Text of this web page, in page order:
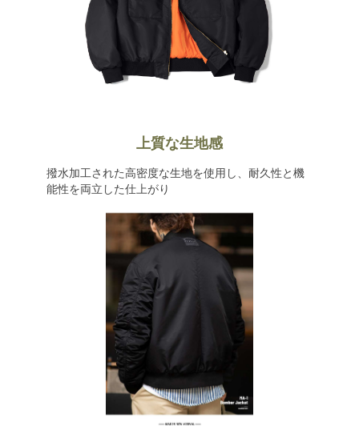
上質な生地感
撥水加工された高密度な生地を使用し、耐久性と機
能性を両立した仕上がり